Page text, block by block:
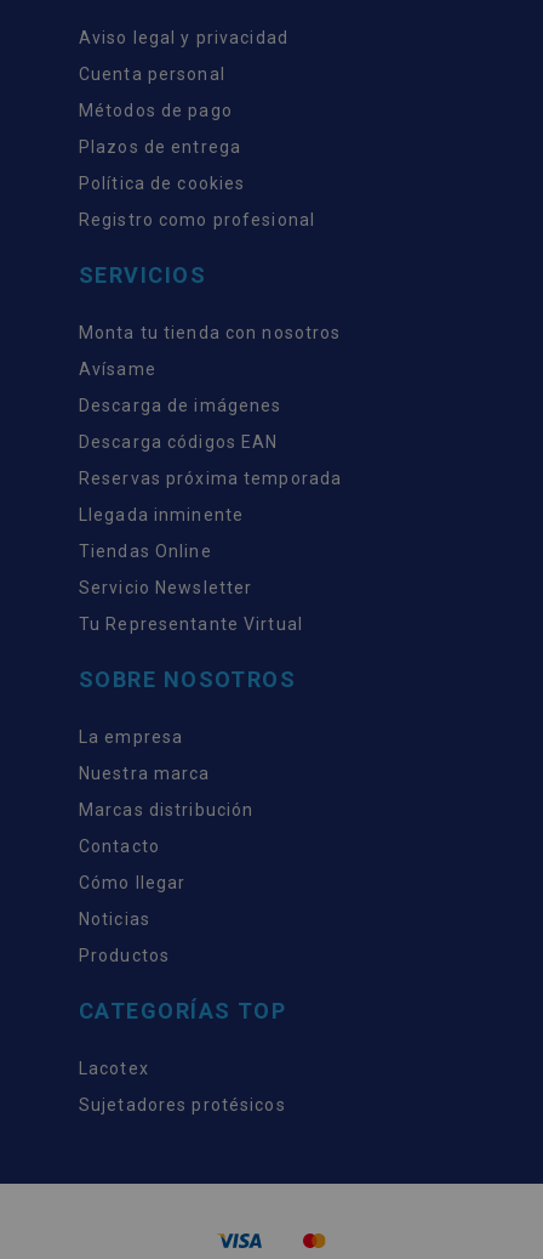
Aviso legal y privacidad
Cuenta personal
Métodos de pago
Plazos de entrega
Política de cookies
Registro como profesional
SERVICIOS
Monta tu tienda con nosotros
Avísame
Descarga de imágenes
Descarga códigos EAN
Reservas próxima temporada
Llegada inminente
Tiendas Online
Servicio Newsletter
Tu Representante Virtual
SOBRE NOSOTROS
La empresa
Nuestra marca
Marcas distribución
Contacto
Cómo llegar
Noticias
Productos
CATEGORÍAS TOP
Lacotex
Sujetadores protésicos